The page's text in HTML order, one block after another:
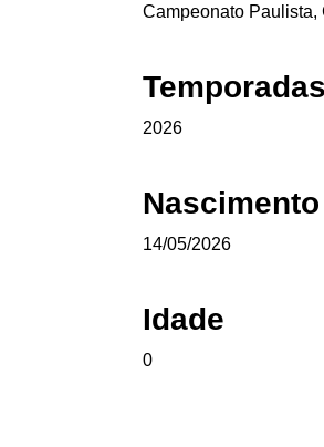
Campeonato
Temporadas
2026
Nascimento
14/05/2026
Idade
0